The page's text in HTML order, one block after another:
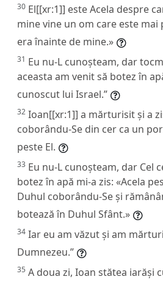
30 El[[xr:1]] este Acela despre
mine vine un om care este mai
era înainte de mine.»
31 Eu nu-L cunoșteam, dar
aceasta am venit să botez în
cunoscut lui Israel.”
32 Ioan[[xr:1]] a mărturisit și a
coborându-Se din cer ca un
peste El.
33 Eu nu-L cunoșteam, dar Cel
botez în apă mi-a zis: «Acela
Duhul coborându-Se și
botează în Duhul Sfânt.»
34 Iar eu am văzut și am
Dumnezeu.”
35 A doua zi, Ioan stătea iarăși